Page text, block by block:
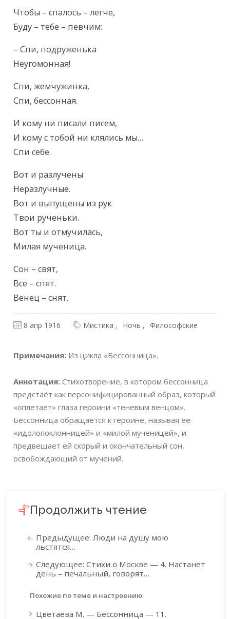
Чтобы – спалось – легче,
Буду – тебе – певчим:
– Спи, подруженька
Неугомонная!
Спи, жемчужинка,
Спи, бессонная.
И кому ни писали писем,
И кому с тобой ни клялись мы…
Спи себе.
Вот и разлучены
Неразлучные.
Вот и выпущены из рук
Твои рученьки.
Вот ты и отмучилась,
Милая мученица.
Сон – свят,
Все – спят.
Венец – снят.
8 апр 1916 Мистика Ночь Философские
Примечания
Примечания: Из цикла «Бессонница».
Аннотация
Аннотация:Стихотворение, в котором бессонница
предстаёт как персонифицированный образ, который
«оплетает» глаза героини «теневым венцом».
Бессонница обращается к героине, называя её
«идолопоклонницей» и «милой мученицей», и
предвещает ей скорый и окончательный сон,
освобождающий от мучений.
Продолжить чтение
Предыдущее: Люди на душу мою
льстятся…
Следующее: Стихи о Москве — 4. Настанет
день – печальный, говорят…
Похожие по теме и настроению
Цветаева М. — Бессонница — 11.